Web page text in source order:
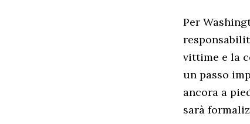
Per
vittime e la
un passo
ancora a
sarà